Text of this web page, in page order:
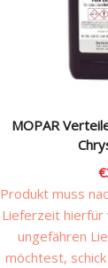
MOPAR
€
Produkt muss
Lieferzeit hierfür
ungefähren
möchtest,